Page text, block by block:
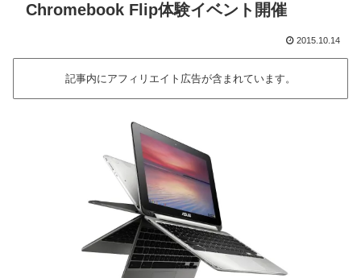
Chromebook Flip体験イベント開催
2015.10.14
記事内にアフィリエイト広告が含まれています。